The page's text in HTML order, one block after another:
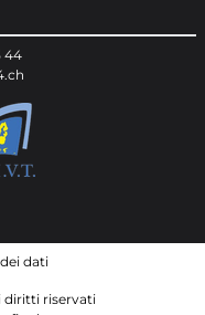
44
dati
diritti riservati